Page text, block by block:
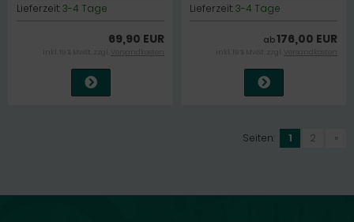
Lieferzeit:3-4 Tage
69,90 EUR
inkl. 19 % MwSt. zzgl. Versandkosten
Lieferzeit:3-4 Tage
ab176,00 EUR
inkl. 19 % MwSt. zzgl. Versandkosten
Seiten: 1 2 »